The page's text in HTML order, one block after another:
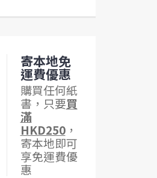
寄本地免
運費優惠
購買任何紙
書，只要買
滿
HKD250，
寄本地即可
享免運費優
惠